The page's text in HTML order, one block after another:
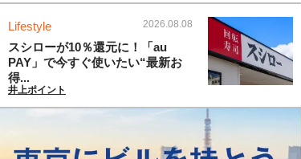
Lifestyle 2026.08.08
スシローが10％還元に！「au
PAY」で今すぐ使いたい“最新お
得...
井上ポイント